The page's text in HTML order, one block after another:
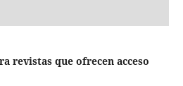
revistas que ofrecen acceso